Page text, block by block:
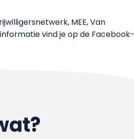
MEE, Van
informatie vind je op de Facebook-